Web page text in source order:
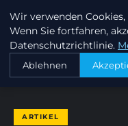
STARTSEITE FRAUEN /
ARTIKEL
Wir verwenden
Wenn Sie fortfahren,
Datenschutzrichtlinie.
Ablehnen